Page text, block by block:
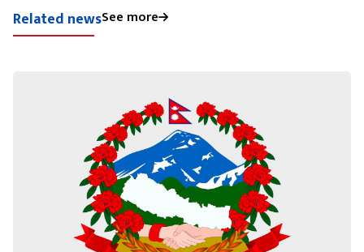
Related newsSee more